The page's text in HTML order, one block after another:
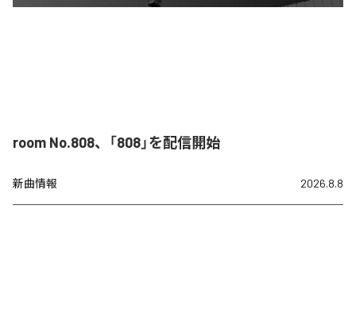
room No.808、「808」を配信開始
新曲情報 2026.8.8